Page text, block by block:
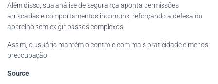
Além disso, sua análise de segurança aponta permissões
arriscadas e comportamentos incomuns, reforçando a defesa do
aparelho sem exigir passos complexos.
Assim, o usuário mantém o controle com mais praticidade e menos
preocupação.
Source